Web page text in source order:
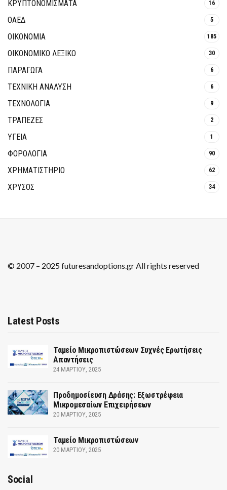
ΚΡΥΠΤΟΝΟΜΊΣΜΑΤΑ 16
ΟΑΕΔ 5
ΟΙΚΟΝΟΜΙΑ 185
ΟΙΚΟΝΟΜΙΚΟ ΛΕΞΙΚΟ 30
ΠΑΡΑΓΩΓΑ 6
ΤΕΧΝΙΚΗ ΑΝΑΛΥΣΗ 6
ΤΕΧΝΟΛΟΓΙΑ 9
ΤΡΆΠΕΖΕΣ 2
ΥΓΕΙΑ 1
ΦΟΡΟΛΟΓΙΑ 90
ΧΡΗΜΑΤΙΣΤΗΡΙΟ 62
ΧΡΥΣΟΣ 34
© 2007 – 2025 futuresandoptions.gr All rights reserved
Latest Posts
Ταμείο Μικροπιστώσεων Συχνές Ερωτήσεις
Απαντήσεις
24 ΜΑΡΤΊΟΥ, 2025
Προδημοσίευση Δράσης: Εξωστρέφεια
Μικρομεσαίων Επιχειρήσεων
20 ΜΑΡΤΊΟΥ, 2025
Ταμείο Μικροπιστώσεων
20 ΜΑΡΤΊΟΥ, 2025
Social